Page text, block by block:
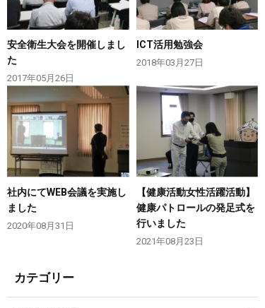
安全衛生大会を開催しまし
た
2017年05月26日
ICT活用勉強会
2018年03月27日
社内にてWEB会議を実施し
ました
2020年08月31日
【健康活動女性活躍活動】
健康パトロールの発足式を
行いました
2021年08月23日
カテゴリー